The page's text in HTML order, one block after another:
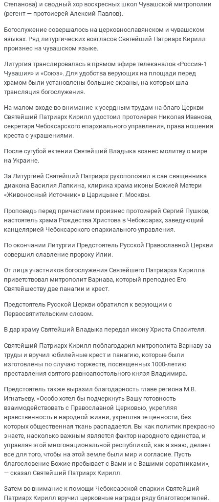
Степанова) и сводный хор воскресных школ Чувашской митрополии
(регент — протоиерей Алексий Павлов).
Богослужение совершалось на церковнославянском и чувашском
языках. Ряд литургических возгласов Святейший Патриарх Кирилл
произнес на чувашском языке.
Литургия транслировалась в прямом эфире телеканалов «Россия-1
Чувашия» и «Союз». Для удобства верующих на площади перед
храмом были установлены большие экраны, на которых шла
трансляция богослужения.
На малом входе во внимание к усердным трудам на благо Церкви
Святейший Патриарх Кирилл удостоил протоиерея Николая Иванова,
секретаря Чебоксарского епархиального управления, права ношения
креста с украшениями.
После сугубой ектении Святейший Владыка вознес молитву о мире
на Украине.
За Литургией Святейший Патриарх рукоположил в сан священника
диакона Василия Лапкина, клирика храма иконы Божией Матери
«Живоносный Источник» в Царицыне г. Москвы.
Проповедь перед причастием произнес протоиерей Сергий Пушков,
настоятель храма Рождества Христова в Чебоксарах, заведующий
канцелярией Чебоксарского епархиального управления.
По окончании Литургии Предстоятель Русской Православной Церкви
совершил славление пророку Илии.
От лица участников богослужения Святейшего Патриарха Кирилла
приветствовал митрополит Варнава, который преподнес Его
Святейшеству две панагии и крест.
Предстоятель Русской Церкви обратился к верующим с
Первосвятительским словом.
В дар храму Святейший Владыка передал икону Христа Спасителя.
Святейший Патриарх Кирилл поблагодарил митрополита Варнаву за
труды и вручил юбилейные крест и панагию, которые были
изготовлены по случаю торжеств, посвященных 1000-летию
преставления святого равноапостольного князя Владимира.
Предстоятель также выразил благодарность главе региона М.В.
Игнатьеву. «Особо хотел бы подчеркнуть Вашу готовность
взаимодействовать с Православной Церковью, укрепляя
нравственность в народной жизни, укрепляя те ценности, без
которых общественная ткань распадается. Вы как политик прекрасно
знаете, насколько важным является фактор народного единства, и
управляя этой многонациональной республикой, как я знаю, делает
все для того, чтобы на этой земле были мир и согласие. Пусть
благословение Божие пребывает с Вами и с Вашими соратниками»,
— сказал Святейший Патриарх Кирилл.
Затем во внимание к помощи Чебоксарской епархии Святейший
Патриарх Кирилл вручил церковные награды ряду благотворителей.